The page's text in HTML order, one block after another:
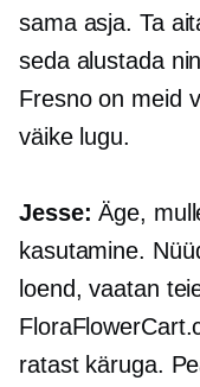
sama asja. Ta
seda alustada
Fresno on meid
väike lugu.
Jesse: Äge,
kasutamine.
loend, vaatan
ratast käruga.